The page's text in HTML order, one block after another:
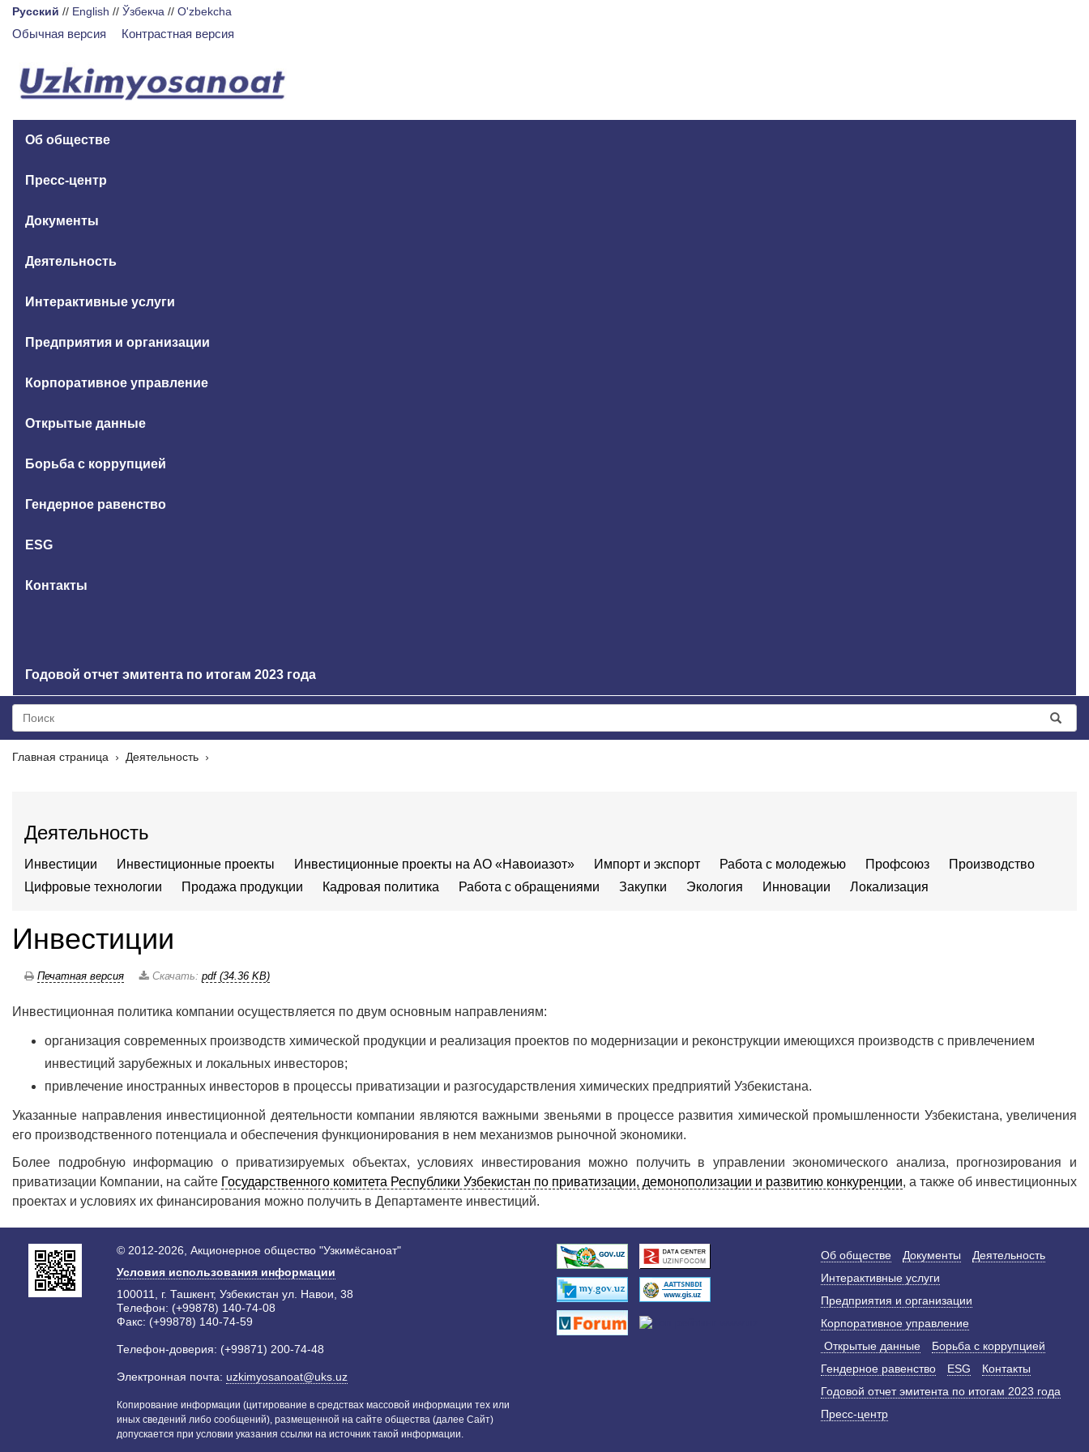
Русский // English // Ўзбекча // O'zbekcha
Обычная версия Контрастная версия
Об обществе
Пресс-центр
Документы
Деятельность
Интерактивные услуги
Предприятия и организации
Корпоративное управление
Открытые данные
Борьба с коррупцией
Гендерное равенство
ESG
Контакты
Годовой отчет эмитента по итогам 2023 года
Главная страница Деятельность
Деятельность
Инвестиции Инвестиционные проекты Инвестиционные проекты на АО «Навоиазот» Импорт и экспорт Работа с молодежью Профсоюз
Производство
Цифровые технологии
Продажа продукции Кадровая политика Работа с обращениями Закупки Экология Инновации Локализация
Инвестиции
Печатная версия Скачать: pdf (34.36 KB)
Инвестиционная политика компании осуществляется по двум основным направлениям:
организация современных производств химической продукции и реализация проектов по модернизации и реконструкции имеющихся производств с привлечением
инвестиций зарубежных и локальных инвесторов;
привлечение иностранных инвесторов в процессы приватизации и разгосударствления химических предприятий Узбекистана.
Указанные направления инвестиционной деятельности компании являются важными звеньями в процессе развития химической промышленности Узбекистана, увеличения
его производственного потенциала и обеспечения функционирования в нем механизмов рыночной экономики.
Более подробную информацию о приватизируемых объектах, условиях инвестирования можно получить в управлении экономического анализа, прогнозирования и
приватизации Компании, на сайте Государственного комитета Республики Узбекистан по приватизации, демонополизации и развитию конкуренции, а также об инвестиционных
проектах и условиях их финансирования можно получить в Департаменте инвестиций.
© 2012-2026, Акционерное общество "Узкимёсаноат"
Условия использования информации
100011, г. Ташкент, Узбекистан ул. Навои, 38
Телефон: (+99878) 140-74-08
Факс: (+99878) 140-74-59
Телефон-доверия: (+99871) 200-74-48
Электронная почта: uzkimyosanoat@uks.uz
Копирование информации (цитирование в средствах массовой информации тех или
иных сведений либо сообщений), размещенной на сайте общества (далее Сайт)
допускается при условии указания ссылки на источник такой информации.
Об обществе Документы
Деятельность
Интерактивные услуги
Предприятия и организации
Корпоративное управление
Открытые данные
Борьба с коррупцией
Гендерное равенство
ESG
Контакты
Годовой отчет эмитента по итогам 2023 года
Пресс-центр